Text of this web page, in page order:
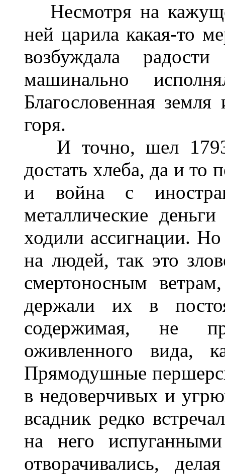
Несмотря на
ней царила какая-то
возбуждала
машинально
Благословенная
горя.
И точно, шел 1793
достать хлеба, да и
и война с
металлические
ходили ассигнации. Но
на людей, так это
смертоносным
держали их в
содержимая, не
оживленного вида,
Прямодушные
в недоверчивых и
всадник редко
на него
отворачивались,